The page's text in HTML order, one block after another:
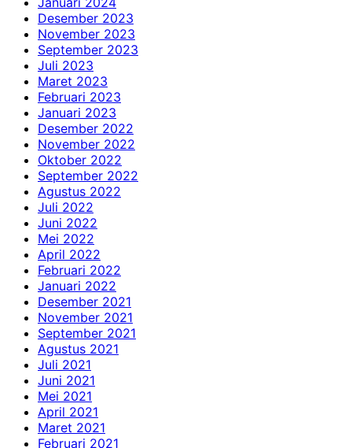
Desember 2023
November 2023
September 2023
Juli 2023
Maret 2023
Februari 2023
Januari 2023
Desember 2022
November 2022
Oktober 2022
September 2022
Agustus 2022
Juli 2022
Juni 2022
Mei 2022
April 2022
Februari 2022
Januari 2022
Desember 2021
November 2021
September 2021
Agustus 2021
Juli 2021
Juni 2021
Mei 2021
April 2021
Maret 2021
Februari 2021